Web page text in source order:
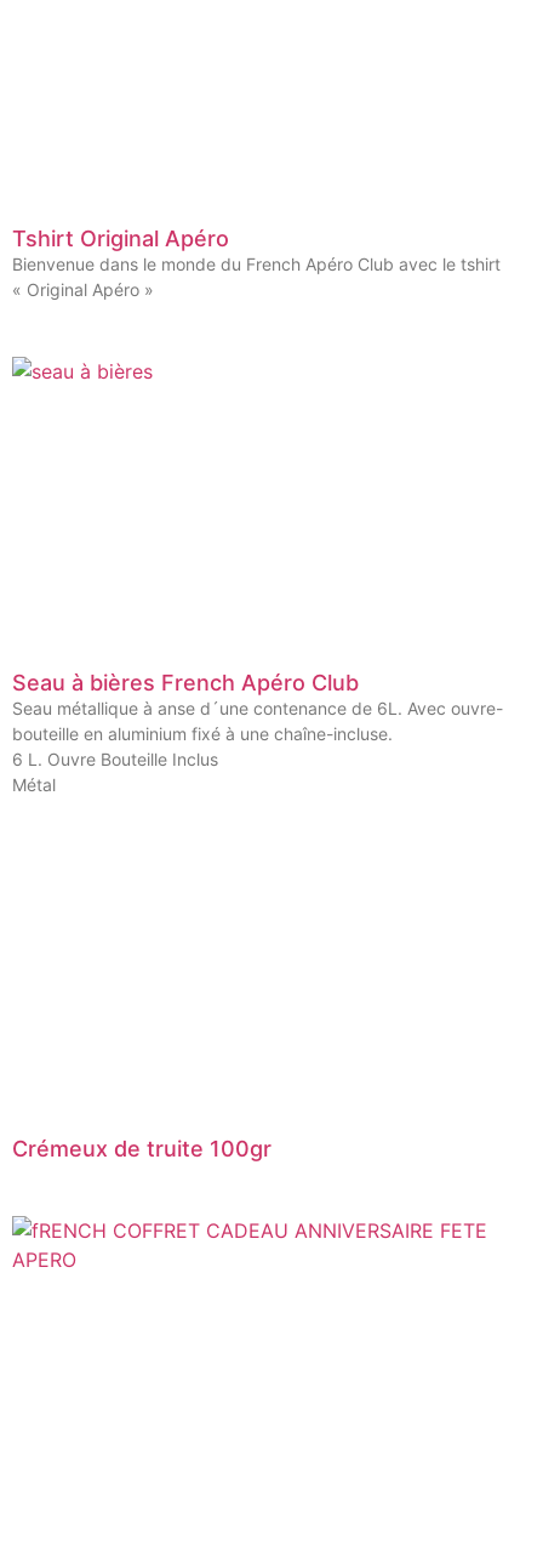
Tshirt Original Apéro
Bienvenue dans le monde du French Apéro Club avec le tshirt
« Original Apéro »
Seau à bières French Apéro Club
Seau métallique à anse d´une contenance de 6L. Avec ouvre-
bouteille en aluminium fixé à une chaîne-incluse.
6 L. Ouvre Bouteille Inclus
Métal
Crémeux de truite 100gr